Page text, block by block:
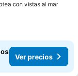
con vistas al marVer
Ver precios